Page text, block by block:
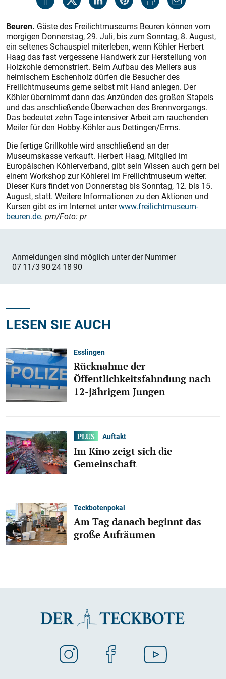
Beuren. Gäste des Freilichtmuseums Beuren können vom
morgigen Donnerstag, 29. Juli, bis zum Sonntag, 8. August,
ein seltenes Schauspiel miterleben, wenn Köhler Herbert
Haag das fast vergessene Handwerk zur Herstellung von
Holzkohle demonstriert. Beim Aufbau des Meilers aus
heimischem Eschenholz dürfen die Besucher des
Freilichtmuseums gerne selbst mit Hand anlegen. Der
Köhler übernimmt dann das Anzünden des großen Stapels
und das anschließende Überwachen des Brennvorgangs.
Das bedeutet zehn Tage intensiver Arbeit am rauchenden
Meiler für den Hobby-Köhler aus Dettingen/Erms.
Die fertige Grillkohle wird anschließend an der
Museumskasse verkauft. Herbert Haag, Mitglied im
Europäischen Köhlerverband, gibt sein Wissen auch gern bei
einem Workshop zur Köhlerei im Freilichtmuseum weiter.
Dieser Kurs findet von Donnerstag bis Sonntag, 12. bis 15.
August, statt. Weitere Informationen zu den Aktionen und
Kursen gibt es im Internet unterwww.freilichtmuseum-
beuren.de. pm/Foto: pr
Anmeldungen sind möglich unter der Nummer
07 11/3 90 24 18 90
LESEN SIE AUCH
Esslingen
Rücknahme der
Öffentlichkeitsfahndung nach
12-jährigem Jungen
Auftakt
Im Kino zeigt sich die
Gemeinschaft
Teckbotenpokal
Am Tag danach beginnt das
große Aufräumen